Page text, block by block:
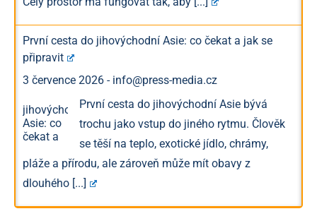
První cesta do jihovýchodní Asie: co čekat a jak se
připravit
3 července 2026 - info@press-media.cz
První cesta do jihovýchodní Asie bývá
trochu jako vstup do jiného rytmu. Člověk
se těší na teplo, exotické jídlo, chrámy,
pláže a přírodu, ale zároveň může mít obavy z
dlouhého [...]